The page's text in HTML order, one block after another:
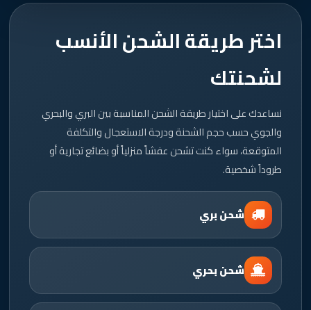
اختر طريقة الشحن الأنسب
لشحنتك
نساعدك على اختيار طريقة الشحن المناسبة بين البري والبحري
والجوي حسب حجم الشحنة ودرجة الاستعجال والتكلفة
المتوقعة، سواء كنت تشحن عفشاً منزلياً أو بضائع تجارية أو
طروداً شخصية.
شحن بري
شحن بحري